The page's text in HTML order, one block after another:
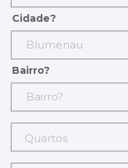
Cidade?
Blumenau
Bairro?
Bairro?